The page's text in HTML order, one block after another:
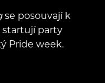
se posouvají k
startují party
Pride week.